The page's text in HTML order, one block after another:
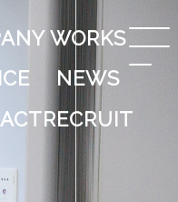
WORKS
NEWS
RECRUIT